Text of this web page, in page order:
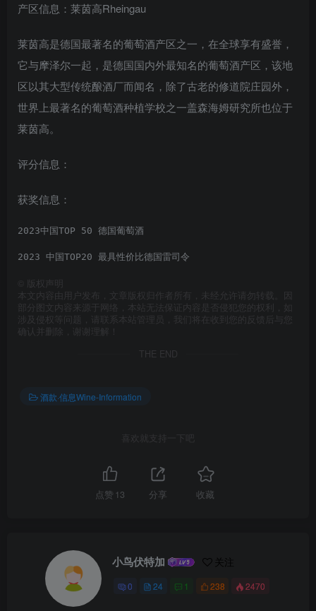
产区信息：莱茵高Rheingau
莱茵高是德国最著名的葡萄酒产区之一，在全球享有盛誉，
它与摩泽尔一起，是德国国内外最知名的葡萄酒产区，该地
区以其大型传统酿酒厂而闻名，除了古老的修道院庄园外，
世界上最著名的葡萄酒种植学校之一盖森海姆研究所也位于
莱茵高。
评分信息：
获奖信息：
2023中国TOP 50 德国葡萄酒
2023 中国TOP20 最具性价比德国雷司令
版权声明
本文内容由用户发布，文章版权归作者所有，未经允许请勿转载。因
部分图文内容来源于网络，本站无法保证内容是否侵犯您的权利，如
涉及侵权等问题，请联系本站管理员，我们将在收到您的反馈后与您
确认并删除，谢谢理解！
THE END
酒款·信息Wine-Information
喜欢就支持一下吧
点赞 13 分享 收藏
小鸟伏特加 关注
0 24 1 238 2470